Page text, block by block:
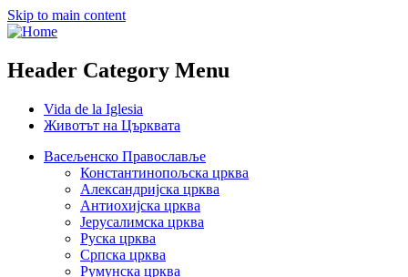
Skip to main content
Header Category Menu
Vida de la Iglesia
Животът на Църквата
Васељенско Православље
Константинопољска црква
Александријска црква
Антиохијска црква
Јерусалимска црква
Руска црква
Српска црква
Румунска црква